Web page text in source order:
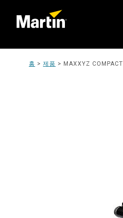
홈 > 제품 > MAXXYZ COMPACT